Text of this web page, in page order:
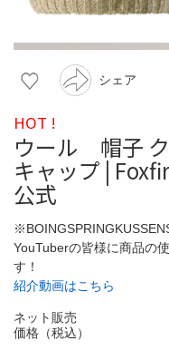
シェア
HOT !
ウール 帽子
キャップ |
公式
YouTuberの皆様に商品の
す！
紹介動画はこちら
ネット販売
価格（税込）